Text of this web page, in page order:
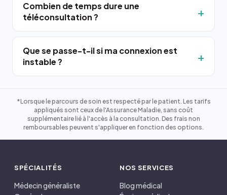
Combien de temps dure une
téléconsultation ?
Que se passe-t-il si ma connexion est
instable ?
*Lorsque le parcours de soin est respecté par le patient. Les tarifs
appliqués sont ceux de l'Assurance Maladie, sans coût
supplémentaire lié à l'accès à la consultation. Des frais non
remboursables peuvent s'appliquer en fonction des options.
SPÉCIALITÉS
Médecin généraliste
NOS SERVICES
Blog médical